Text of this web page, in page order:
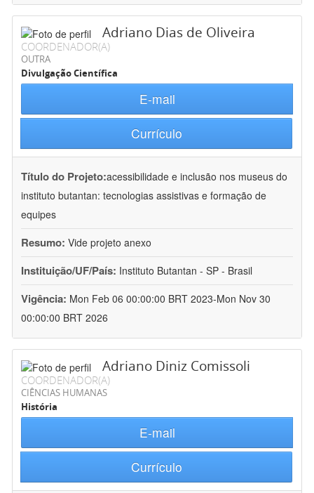
Adriano Dias de Oliveira
COORDENADOR(A)
OUTRA
Divulgação Científica
E-mail
Currículo
Título do Projeto:acessibilidade e inclusão nos museus do
instituto butantan: tecnologias assistivas e formação de
equipes
Resumo: Vide projeto anexo
Instituição/UF/País: Instituto Butantan - SP - Brasil
Vigência: Mon Feb 06 00:00:00 BRT 2023-Mon Nov 30
00:00:00 BRT 2026
Adriano Diniz Comissoli
COORDENADOR(A)
CIÊNCIAS HUMANAS
História
E-mail
Currículo